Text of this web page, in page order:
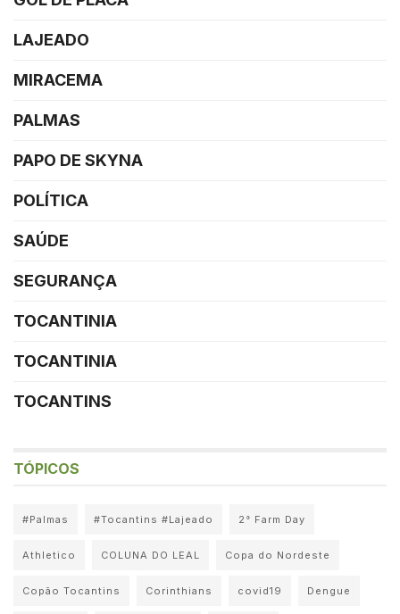
LAJEADO
MIRACEMA
PALMAS
PAPO DE SKYNA
POLÍTICA
SAÚDE
SEGURANÇA
TOCANTINIA
TOCANTINIA
TOCANTINS
TÓPICOS
#Palmas #Tocantins #Lajeado 2° Farm Day
Athletico COLUNA DO LEAL Copa do Nordeste
Copão Tocantins Corinthians covid19 Dengue